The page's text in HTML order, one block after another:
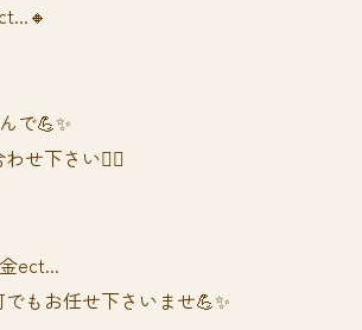
で💪✨
せ下さい🙆‍♀️
ect...
もお任せ下さいませ💪✨